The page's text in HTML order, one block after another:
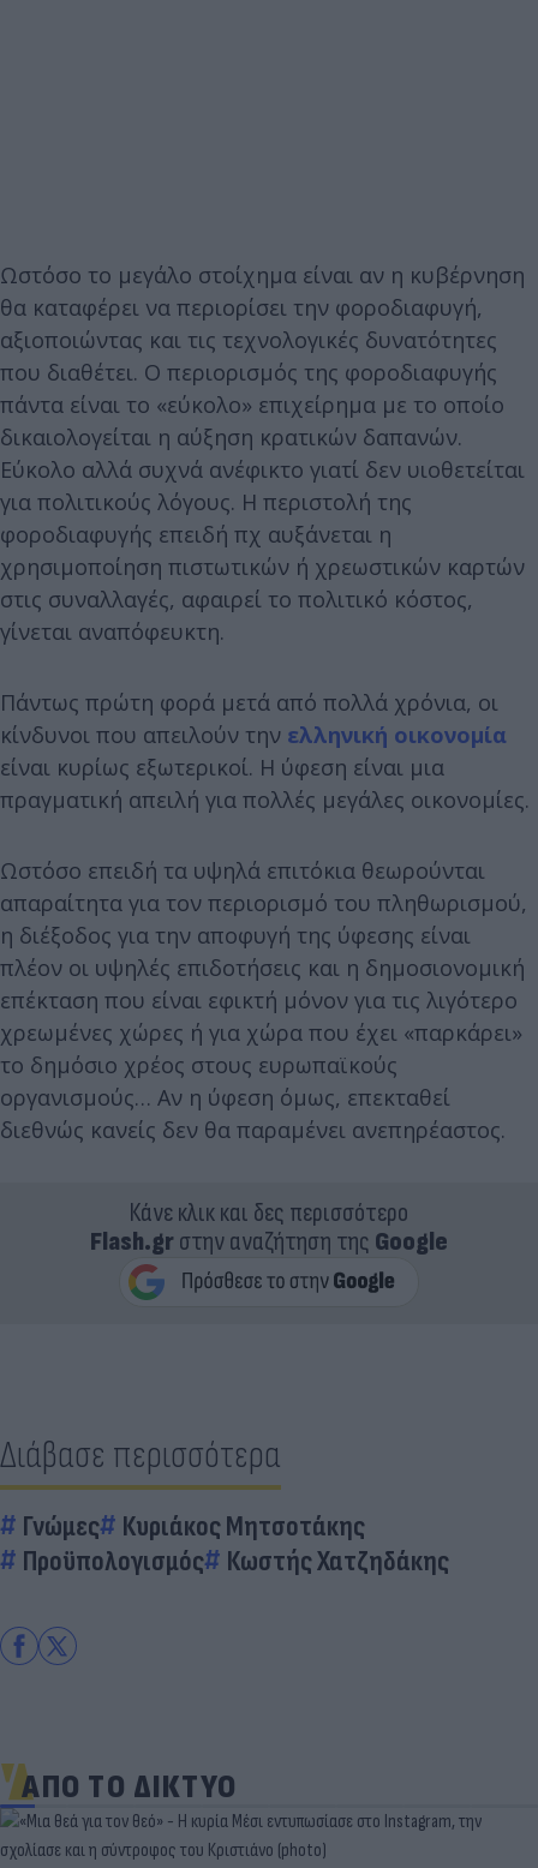
Ωστόσο το μεγάλο στοίχημα είναι αν η κυβέρνηση
θα καταφέρει να περιορίσει την φοροδιαφυγή,
αξιοποιώντας και τις τεχνολογικές δυνατότητες
που διαθέτει. Ο περιορισμός της φοροδιαφυγής
πάντα είναι το «εύκολο» επιχείρημα με το οποίο
δικαιολογείται η αύξηση κρατικών δαπανών.
Εύκολο αλλά συχνά ανέφικτο γιατί δεν υιοθετείται
για πολιτικούς λόγους. Η περιστολή της
φοροδιαφυγής επειδή πχ αυξάνεται η
χρησιμοποίηση πιστωτικών ή χρεωστικών καρτών
στις συναλλαγές, αφαιρεί το πολιτικό κόστος,
γίνεται αναπόφευκτη.
Πάντως πρώτη φορά μετά από πολλά χρόνια, οι
κίνδυνοι που απειλούν την ελληνική οικονομία
είναι κυρίως εξωτερικοί. Η ύφεση είναι μια
πραγματική απειλή για πολλές μεγάλες οικονομίες.
Ωστόσο επειδή τα υψηλά επιτόκια θεωρούνται
απαραίτητα για τον περιορισμό του πληθωρισμού,
η διέξοδος για την αποφυγή της ύφεσης είναι
πλέον οι υψηλές επιδοτήσεις και η δημοσιονομική
επέκταση που είναι εφικτή μόνον για τις λιγότερο
χρεωμένες χώρες ή για χώρα που έχει «παρκάρει»
το δημόσιο χρέος στους ευρωπαϊκούς
οργανισμούς… Αν η ύφεση όμως, επεκταθεί
διεθνώς κανείς δεν θα παραμένει ανεπηρέαστος.
Κάνε κλικ και δες περισσότερο
Flash.grστην αναζήτηση της Google
Διάβασε περισσότερα
Γνώμες
Κυριάκος Μητσοτάκης
Προϋπολογισμός
Κωστής Χατζηδάκης
ΑΠΟ ΤΟ ΔΙΚΤΥΟ